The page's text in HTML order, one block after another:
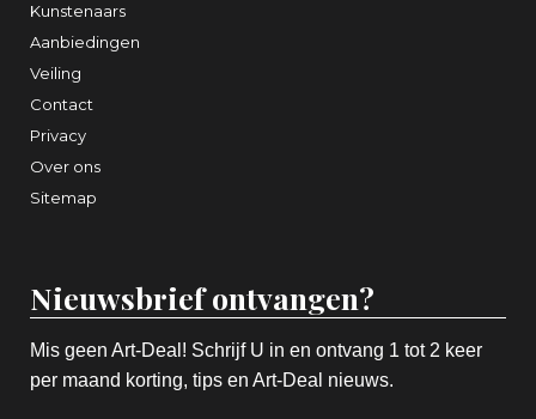
Kunstenaars
Aanbiedingen
Veiling
Contact
Privacy
Over ons
Sitemap
Nieuwsbrief ontvangen?
Mis geen Art-Deal! Schrijf U in en ontvang 1 tot 2 keer
per maand korting, tips en Art-Deal nieuws.